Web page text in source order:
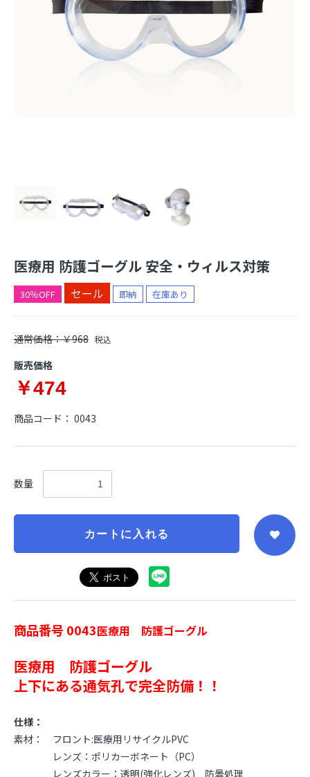
医療用 防護ゴーグル 安全・ウィルス対策
30％OFF セール 即納 在庫あり
通常価格：￥968 税込
販売価格
￥474
商品コード： 0043
数量
カートに入れる
商品番号 0043医療用 防護ゴーグル
医療用 防護ゴーグル
上下にある通気孔で完全防備！！
仕様：
素材： フロント:医療用リサイクルPVC
レンズ：ポリカーボネート（PC）
レンズカラー：透明(強化レンズ) 防曇処理